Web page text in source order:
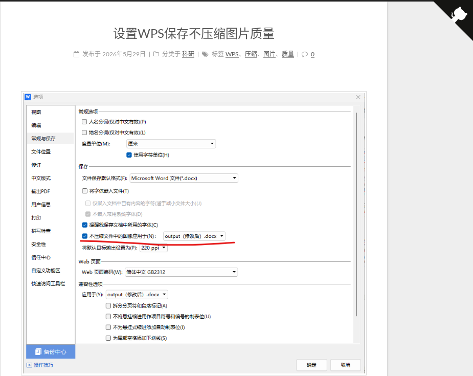
设置WPS保存不压缩图片质量
发布于 2026年5月29日 分类于 科研 标签 WPS、 压缩、 图片、 质量 0